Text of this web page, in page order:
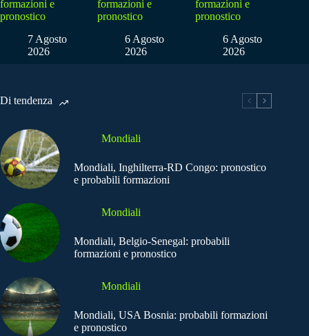
formazioni e
pronostico
7 Agosto
2026
formazioni e
pronostico
6 Agosto
2026
formazioni e
pronostico
6 Agosto
2026
Di tendenza
Mondiali
Mondiali, Inghilterra-RD Congo: pronostico
e probabili formazioni
Mondiali
Mondiali, Belgio-Senegal: probabili
formazioni e pronostico
Mondiali
Mondiali, USA Bosnia: probabili formazioni
e pronostico